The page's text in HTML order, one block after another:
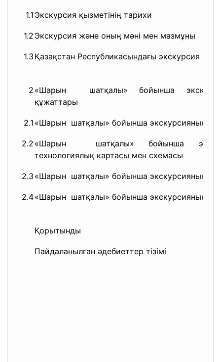
1.1 Экскурсия қызметінің тарихи
1.2 Экскурсия және оның мәні мен мазмұны
1.3 Қазақстан Республикасындағы экскурсия
2 «Шарын шатқалы» бойынша
құжаттары
2.1 «Шарын шатқалы» бойынша экскурсияның
2.2 «Шарын шатқалы» бойынша
технологиялық картасы мен схемасы
2.3 «Шарын шатқалы» бойынша экскурсияның
2.4«Шарын шатқалы» бойынша экскурсияның
Қорытынды
Пайдаланылған әдебиеттер тізімі